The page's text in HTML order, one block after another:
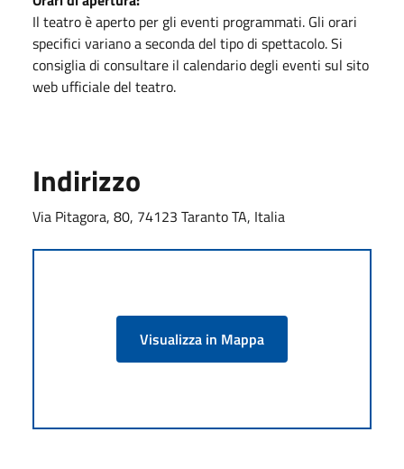
Il teatro è aperto per gli eventi programmati. Gli orari
specifici variano a seconda del tipo di spettacolo. Si
consiglia di consultare il calendario degli eventi sul sito
web ufficiale del teatro.
Indirizzo
Via Pitagora, 80, 74123 Taranto TA, Italia
Visualizza in Mappa